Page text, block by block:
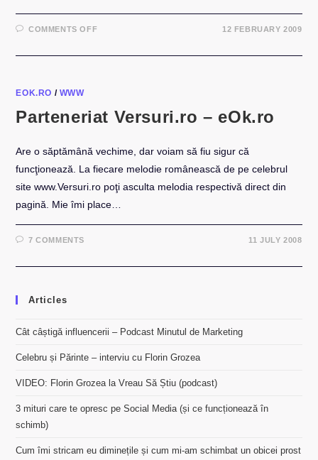
COMMENTS OFFON
MELODII
12 FEBRUARY 2009
EOK.RO / WWW
Parteneriat Versuri.ro – eOk.ro
Are o săptămână vechime, dar voiam să fiu sigur că
funcţionează. La fiecare melodie românească de pe celebrul
site www.Versuri.ro poţi asculta melodia respectivă direct din
pagină. Mie îmi place…
7 COMMENTS 11 JULY 2008
Articles
Cât câștigă influencerii – Podcast Minutul de Marketing
Celebru și Părinte – interviu cu Florin Grozea
VIDEO: Florin Grozea la Vreau Să Știu (podcast)
3 mituri care te opresc pe Social Media (și ce funcționează în
schimb)
Cum îmi stricam eu diminețile și cum mi-am schimbat un obicei prost